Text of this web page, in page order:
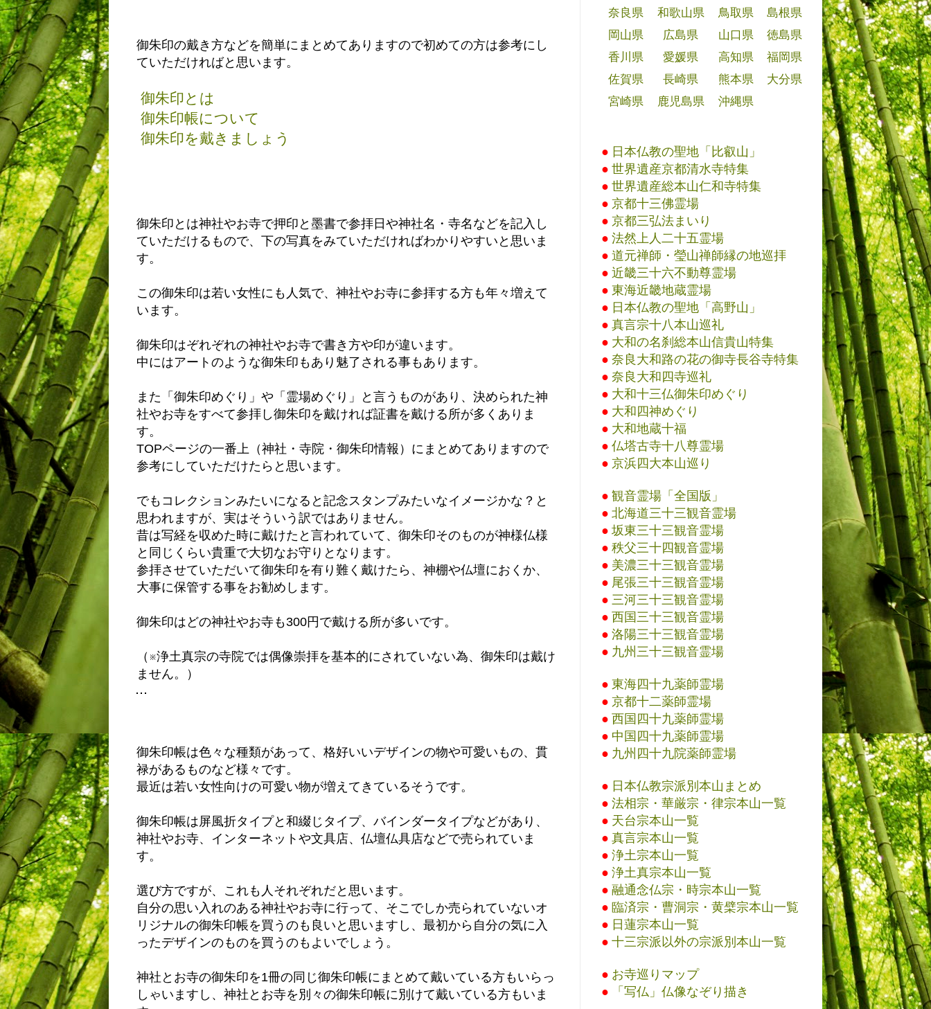
御朱印の戴き方などを簡単にまとめてありますので初めての方は参考にし
ていただければと思います。
御朱印とは
御朱印帳について
御朱印を戴きましょう
御朱印とは神社やお寺で押印と墨書で参拝日や神社名・寺名などを記入し
ていただけるもので、下の写真をみていただければわかりやすいと思いま
す。
この御朱印は若い女性にも人気で、神社やお寺に参拝する方も年々増えて
います。
御朱印はぞれぞれの神社やお寺で書き方や印が違います。
中にはアートのような御朱印もあり魅了される事もあります。
また「御朱印めぐり」や「霊場めぐり」と言うものがあり、決められた神
社やお寺をすべて参拝し御朱印を戴ければ証書を戴ける所が多くありま
す。
TOPページの一番上（神社・寺院・御朱印情報）にまとめてありますので
参考にしていただけたらと思います。
でもコレクションみたいになると記念スタンプみたいなイメージかな？と
思われますが、実はそういう訳ではありません。
昔は写経を収めた時に戴けたと言われていて、御朱印そのものが神様仏様
と同じくらい貴重で大切なお守りとなります。
参拝させていただいて御朱印を有り難く戴けたら、神棚や仏壇におくか、
大事に保管する事をお勧めします。
御朱印はどの神社やお寺も300円で戴ける所が多いです。
（※浄土真宗の寺院では偶像崇拝を基本的にされていない為、御朱印は戴け
ません。）
御朱印帳は色々な種類があって、格好いいデザインの物や可愛いもの、貫
禄があるものなど様々です。
最近は若い女性向けの可愛い物が増えてきているそうです。
御朱印帳は屏風折タイプと和綴じタイプ、バインダータイプなどがあり、
神社やお寺、インターネットや文具店、仏壇仏具店などで売られていま
す。
選び方ですが、これも人それぞれだと思います。
自分の思い入れのある神社やお寺に行って、そこでしか売られていないオ
リジナルの御朱印帳を買うのも良いと思いますし、最初から自分の気に入
ったデザインのものを買うのもよいでしょう。
神社とお寺の御朱印を1冊の同じ御朱印帳にまとめて戴いている方もいらっ
しゃいますし、神社とお寺を別々の御朱印帳に別けて戴いている方もいま
奈良県
和歌山県 鳥取県
島根県
岡山県
広島県 山口県
徳島県
香川県
愛媛県 高知県
福岡県
佐賀県
長崎県 熊本県
大分県
宮崎県
鹿児島県 沖縄県
● 日本仏教の聖地「比叡山」
● 世界遺産京都清水寺特集
● 世界遺産総本山仁和寺特集
● 京都十三佛霊場
● 京都三弘法まいり
● 法然上人二十五霊場
● 道元禅師・瑩山禅師縁の地巡拝
● 近畿三十六不動尊霊場
● 東海近畿地蔵霊場
● 日本仏教の聖地「高野山」
● 真言宗十八本山巡礼
● 大和の名刹総本山信貴山特集
● 奈良大和路の花の御寺長谷寺特集
● 奈良大和四寺巡礼
● 大和十三仏御朱印めぐり
● 大和四神めぐり
● 大和地蔵十福
● 仏塔古寺十八尊霊場
● 京浜四大本山巡り
● 観音霊場「全国版」
● 北海道三十三観音霊場
● 坂東三十三観音霊場
● 秩父三十四観音霊場
● 美濃三十三観音霊場
● 尾張三十三観音霊場
● 三河三十三観音霊場
● 西国三十三観音霊場
● 洛陽三十三観音霊場
● 九州三十三観音霊場
● 東海四十九薬師霊場
● 京都十二薬師霊場
● 西国四十九薬師霊場
● 中国四十九薬師霊場
● 九州四十九院薬師霊場
● 日本仏教宗派別本山まとめ
● 法相宗・華厳宗・律宗本山一覧
● 天台宗本山一覧
● 真言宗本山一覧
● 浄土宗本山一覧
● 浄土真宗本山一覧
● 融通念仏宗・時宗本山一覧
● 臨済宗・曹洞宗・黄檗宗本山一覧
● 日蓮宗本山一覧
● 十三宗派以外の宗派別本山一覧
● お寺巡りマップ
●
「写仏」仏像なぞり描き